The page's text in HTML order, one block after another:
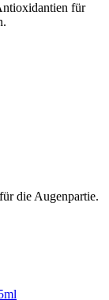
für
die Augenpartie.